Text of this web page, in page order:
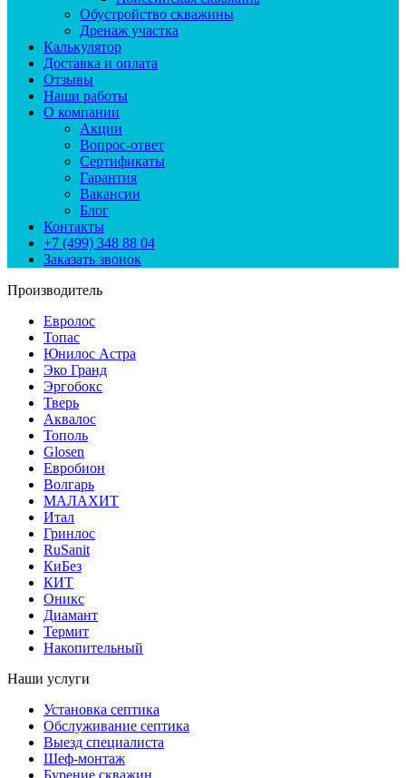
Обустройство скважины
Дренаж участка
Калькулятор
Доставка и оплата
Отзывы
Наши работы
О компании
Акции
Вопрос-ответ
Сертификаты
Гарантия
Вакансии
Блог
Контакты
+7 (499) 348 88 04
Заказать звонок
Производитель
Евролос
Топас
Юнилос Астра
Эко Гранд
Эргобокс
Тверь
Аквалос
Тополь
Glosen
Евробион
Волгарь
МАЛАХИТ
Итал
Гринлос
RuSanit
КиБез
КИТ
Оникс
Диамант
Термит
Накопительный
Наши услуги
Установка септика
Обслуживание септика
Выезд специалиста
Шеф-монтаж
Бурение скважин